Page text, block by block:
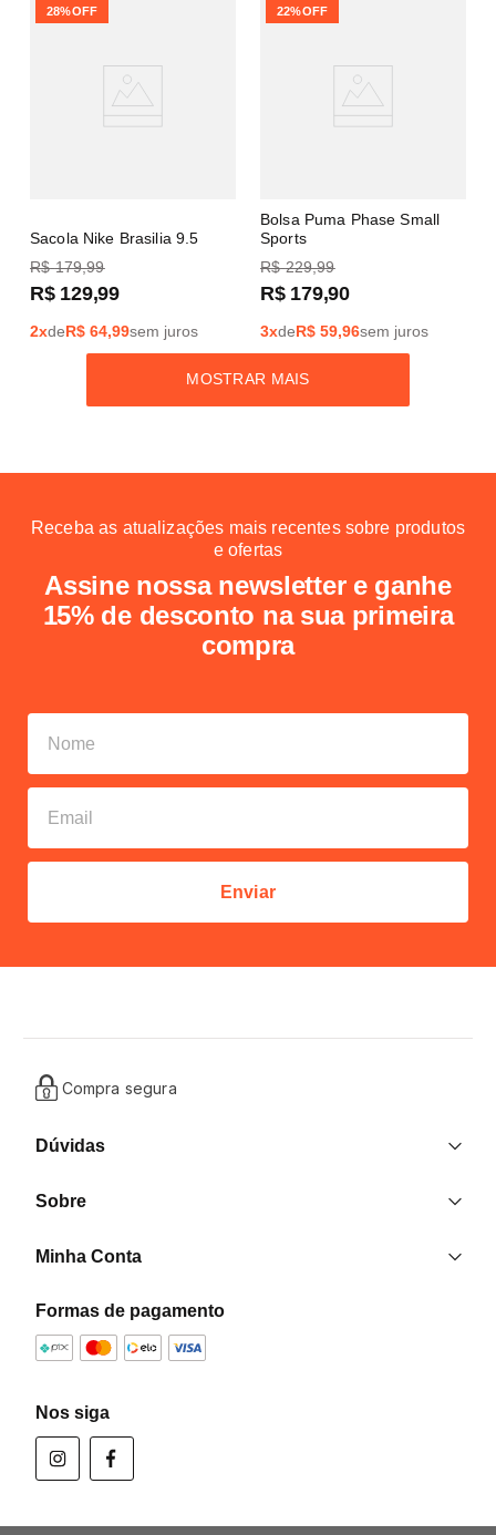
Sacola Nike Brasilia 9.5
28%OFF
R$ 179,99
R$ 129,99
2xdeR$ 64,99sem juros
Bolsa Puma Phase Small
Sports
22%OFF
R$ 229,99
R$ 179,90
3xdeR$ 59,96sem juros
MOSTRAR MAIS
Receba as atualizações mais recentes sobre produtos
e ofertas
Assine nossa newsletter e ganhe
15% de desconto na sua primeira
compra
Enviar
Compra segura
Dúvidas
Contato
Sobre
Formas de pagamento
Política de Privacidade
Minha Conta
Meus Pedidos
Formas de pagamento
Nos siga